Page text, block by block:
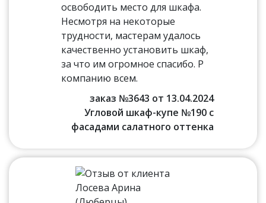
освободить место для шкафа.
Несмотря на некоторые
трудности, мастерам удалось
качественно установить шкаф,
за что им огромное спасибо. Р
компанию всем.
заказ №3643 от 13.04.2024
Угловой шкаф-купе №190 с
фасадами салатного оттенка